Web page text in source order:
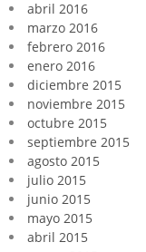
abril 2016
marzo 2016
febrero 2016
enero 2016
diciembre 2015
noviembre 2015
octubre 2015
septiembre 2015
agosto 2015
julio 2015
junio 2015
mayo 2015
abril 2015